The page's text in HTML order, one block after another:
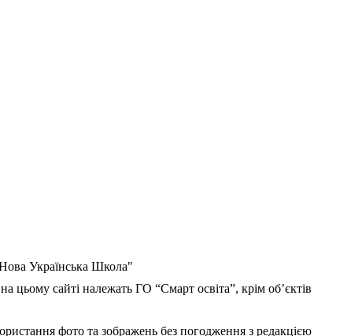
Українська Школа"
цьому сайті належать ГО “Смарт освіта”, крім об’єктів
фото та зображень без погодження з редакцією